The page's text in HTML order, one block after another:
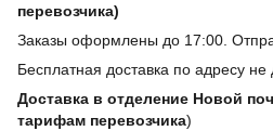
перевозчика)
Заказы оформлены до 17:00.
Бесплатная доставка по адресу не
Доставка в отделение Новой
тарифам перевозчика)